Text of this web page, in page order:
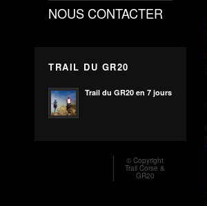
NOUS CONTACTER
TRAIL DU GR20
Trail du GR20 en 7 jours
© Copyright
Trail Corse &
GR20